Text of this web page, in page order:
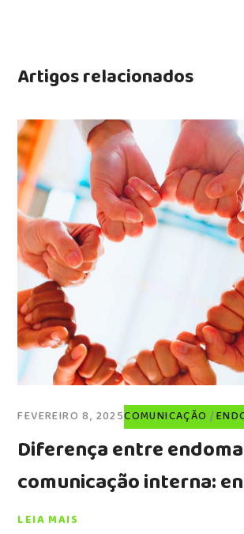
Artigos relacionados
FEVEREIRO 8, 2025COMUNICAÇÃO
Diferença entre
comunicação interna:
conceitos e aplicações
LEIA MAIS